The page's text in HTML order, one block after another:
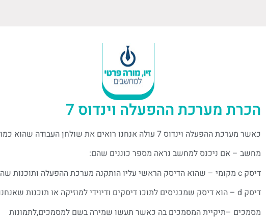
הכרת מערכת ההפעלה וינדוס 7
כאשר מערכת ההפעלה וינדוס 7 עולה אנחנו רואים את שולחן העבודה שהוא כמו השולחן בבית או שולחן העבודה בבית ועליו מספר יישומים:
מחשב – אם ניכנס למחשב נראה מספר כוננים שהם:
דיסק c מקומי – שהוא הדיסק הראשי עליו הותקנה מערכת ההפעלה ותוכנות שהוצקנו או שתתקין במהלך העבודה עם מערכת ההפעלה
דיסק d – הוא דיסק שמכניסים לתוכו דיסקים ודיוידי למוזיקה או תוכנות שאנחנו נתקין
מסמכים –תיקיית המסמכים בה כאשר תעשו שמירה בשם למסמכים,לתמונות